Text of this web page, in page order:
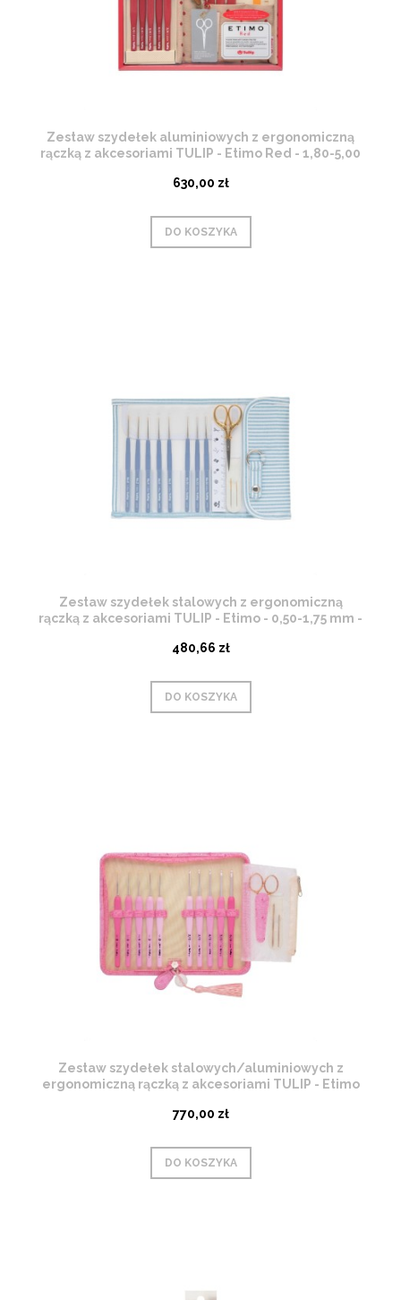
Zestaw szydełek aluminiowych z ergonomiczną
rączką z akcesoriami TULIP - Etimo Red - 1,80-5,00
630,00 zł
DO KOSZYKA
Zestaw szydełek stalowych z ergonomiczną
rączką z akcesoriami TULIP - Etimo - 0,50-1,75 mm -
480,66 zł
DO KOSZYKA
Zestaw szydełek stalowych/aluminiowych z
ergonomiczną rączką z akcesoriami TULIP - Etimo
770,00 zł
DO KOSZYKA